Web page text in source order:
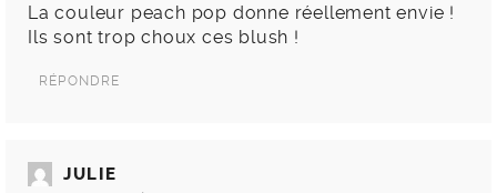
La couleur peach pop donne réellement envie !
Ils sont trop choux ces blush !
RÉPONDRE
JULIE